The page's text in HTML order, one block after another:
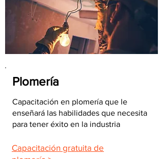
Plomería
Capacitación en plomería que le
enseñará las habilidades que necesita
para tener éxito en la industria
Capacitación gratuita de